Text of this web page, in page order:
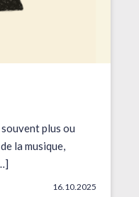
plus ou
la musique,
16.10.2025